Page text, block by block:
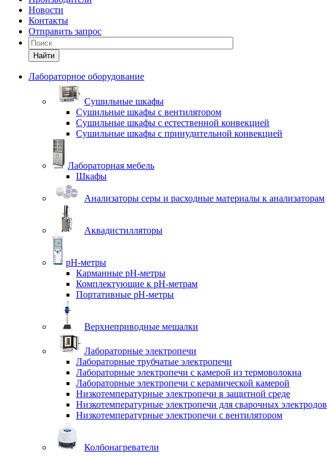
Новости
Контакты
Отправить запрос
Найти
Лабораторное оборудование
Cушильные шкафы
Сушильные шкафы с вентилятором
Сушильные шкафы с естественной конвекцией
Сушильные шкафы с принудительной конвекцией
Лабораторная мебель
Шкафы
Анализаторы серы и расходные материалы к анализаторам
Аквадистилляторы
pH-метры
Карманные pH-метры
Комплектующие к pH-метрам
Портативные pH-метры
Верхнеприводные мешалки
Лабораторные электропечи
Лабораторные трубчатые электропечи
Лабораторные электропечи с камерой из термоволокна
Лабораторные электропечи с керамической камерой
Низкотемпературные электропечи в защитной среде
Низкотемпературные электропечи для cварочных электродов
Низкотемпературные электропечи с вентилятором
Колбонагреватели